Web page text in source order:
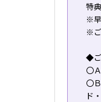
特
※
※
◆ご
〇
〇
ド